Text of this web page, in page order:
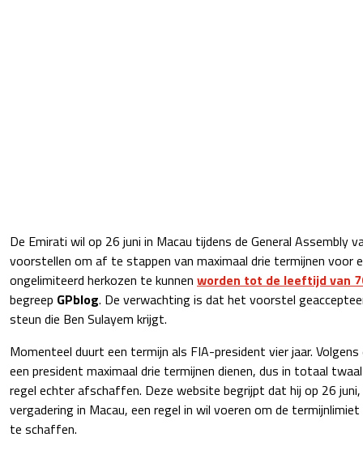
De Emirati wil op 26 juni in Macau tijdens de General Assembly
voorstellen om af te stappen van maximaal drie termijnen voor
ongelimiteerd herkozen te kunnen worden tot de leeftijd van
begreep GPblog. De verwachting is dat het voorstel
steun die Ben Sulayem krijgt.
Momenteel duurt een termijn als FIA-president vier jaar.
een president maximaal drie termijnen dienen, dus in totaal
regel echter afschaffen. Deze website begrijpt dat hij op 26
vergadering in Macau, een regel in wil voeren om de
te schaffen.